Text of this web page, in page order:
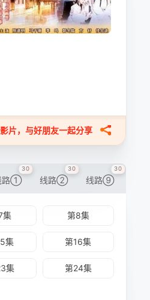
片，与好朋友一起分享
路①
30
线路②
30
线路⑨
30
集 第8集
集 第16集
集 第24集